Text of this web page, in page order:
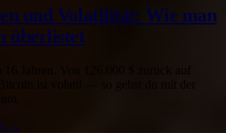
und Volatilität: Wie man
überlistet
ist volatil — so gehst du mit der
→